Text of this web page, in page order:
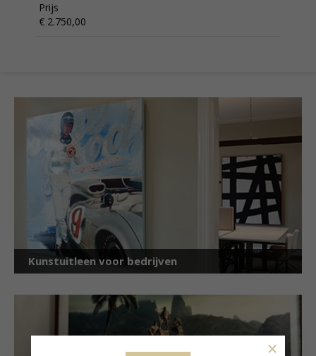
Prijs
€ 2.750,00
Kunstuitleen voor bedrijven
×